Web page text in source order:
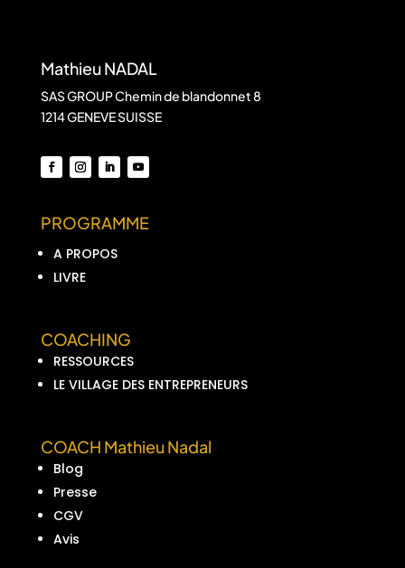
Mathieu NADAL
SAS GROUP Chemin de blandonnet 8
1214 GENEVE SUISSE
PROGRAMME
A PROPOS
LIVRE
COACHING
RESSOURCES
LE VILLAGE DES ENTREPRENEURS
COACH Mathieu Nadal
Blog
Presse
CGV
Avis